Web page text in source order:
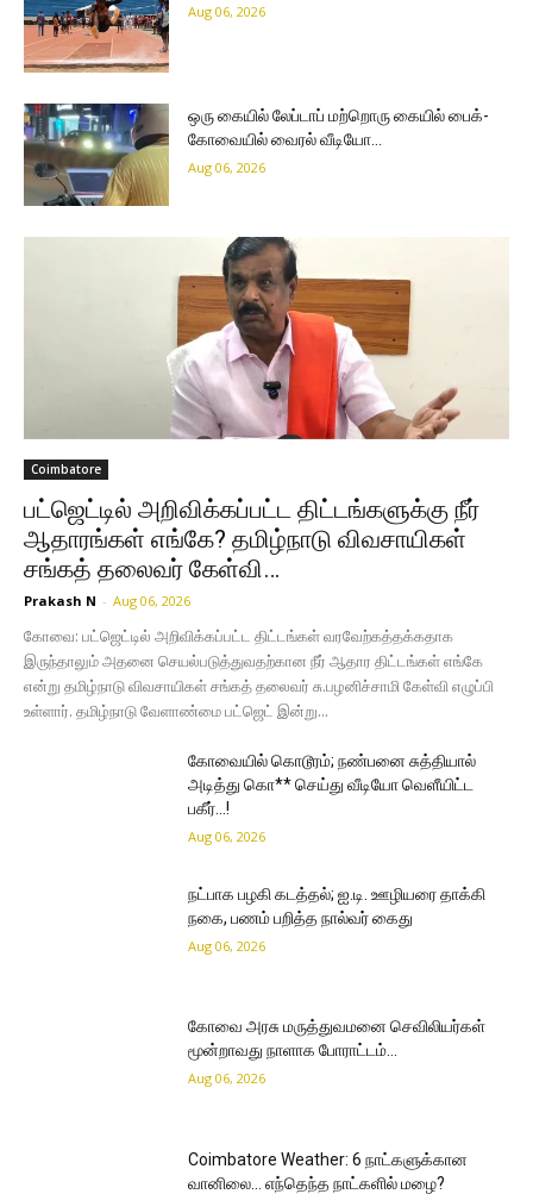
Aug 06, 2026
ஒரு கையில் லேப்டாப் மற்றொரு கையில் பைக்-
கோவையில் வைரல் வீடியோ…
Aug 06, 2026
Coimbatore
பட்ஜெட்டில் அறிவிக்கப்பட்ட திட்டங்களுக்கு நீர்
ஆதாரங்கள் எங்கே? தமிழ்நாடு விவசாயிகள்
சங்கத் தலைவர் கேள்வி…
Prakash N - Aug 06, 2026
கோவை: பட்ஜெட்டில் அறிவிக்கப்பட்ட திட்டங்கள் வரவேற்கத்தக்கதாக
இருந்தாலும் அதனை செயல்படுத்துவதற்கான நீர் ஆதார திட்டங்கள் எங்கே
என்று தமிழ்நாடு விவசாயிகள் சங்கத் தலைவர் சு.பழனிச்சாமி கேள்வி எழுப்பி
உள்ளார். தமிழ்நாடு வேளாண்மை பட்ஜெட் இன்று...
கோவையில் கொடூரம்; நண்பனை சுத்தியால்
அடித்து கொ** செய்து வீடியோ வெளீயிட்ட
பகீர்…!
Aug 06, 2026
நட்பாக பழகி கடத்தல்; ஐ.டி. ஊழியரை தாக்கி
நகை, பணம் பறித்த நால்வர் கைது
Aug 06, 2026
கோவை அரசு மருத்துவமனை செவிலியர்கள்
மூன்றாவது நாளாக போராட்டம்…
Aug 06, 2026
Coimbatore Weather: 6 நாட்களுக்கான
வானிலை… எந்தெந்த நாட்களில் மழை?